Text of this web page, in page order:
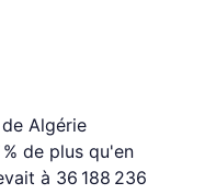
Algérie
de plus qu'en
à 36 188 236